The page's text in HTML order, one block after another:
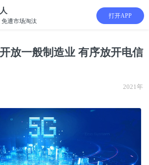
遭市场淘汰
打开APP
放一般制造业 有序放开电信
2021年